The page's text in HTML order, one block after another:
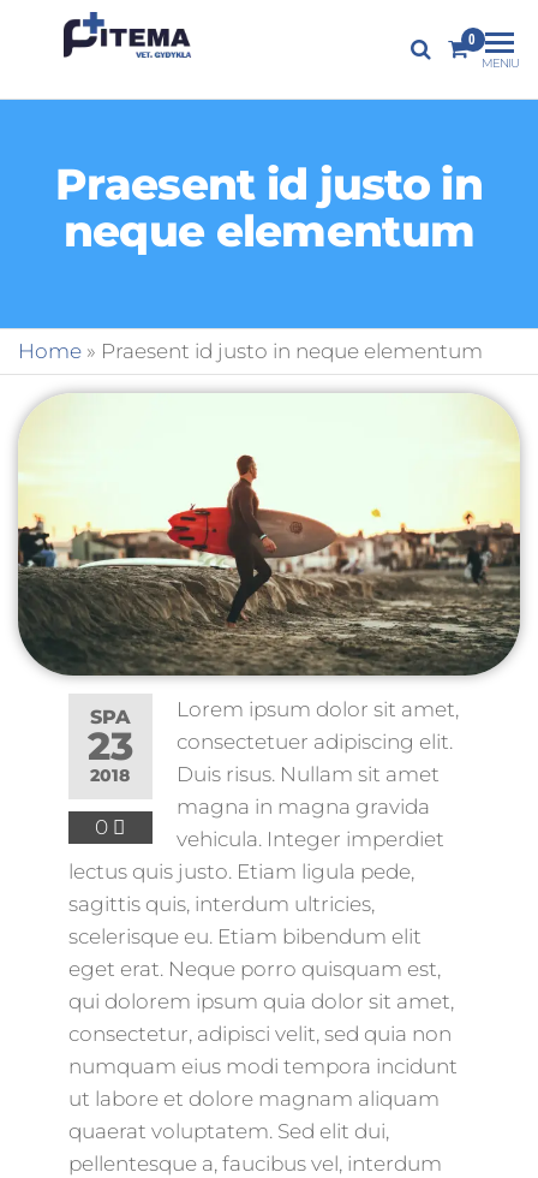
PITEMA.LT 0
MENIU
Praesent id justo in
neque elementum
Home » Praesent id justo in neque elementum
SPA
23
2018
0
Lorem ipsum dolor sit amet,
consectetuer adipiscing elit.
Duis risus. Nullam sit amet
magna in magna gravida
vehicula. Integer imperdiet
lectus quis justo. Etiam ligula pede,
sagittis quis, interdum ultricies,
scelerisque eu. Etiam bibendum elit
eget erat. Neque porro quisquam est,
qui dolorem ipsum quia dolor sit amet,
consectetur, adipisci velit, sed quia non
numquam eius modi tempora incidunt
ut labore et dolore magnam aliquam
quaerat voluptatem. Sed elit dui,
pellentesque a, faucibus vel, interdum